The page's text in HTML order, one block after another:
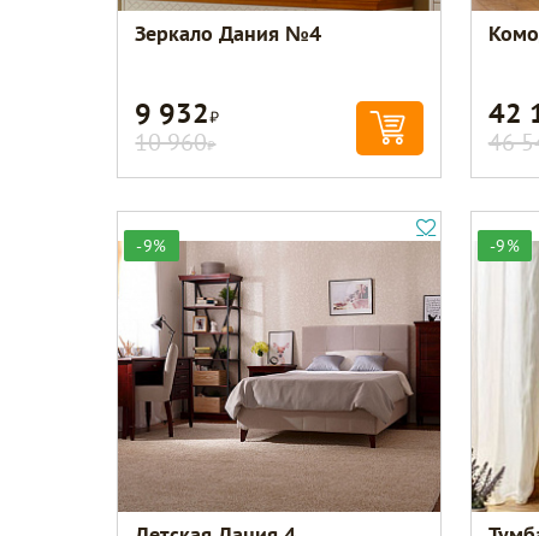
Зеркало Дания №4
9 932Р
10 960Р
42
46
-9% -9%